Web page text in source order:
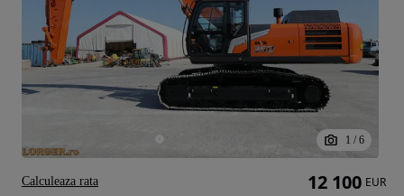
1 / 6
12 100 EUR
Calculeaza rata